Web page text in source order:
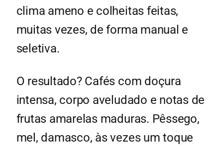
clima ameno e colheitas feitas,
muitas vezes, de forma manual e
seletiva.
O resultado? Cafés com doçura
intensa, corpo aveludado e notas de
frutas amarelas maduras. Pêssego,
mel, damasco, às vezes um toque